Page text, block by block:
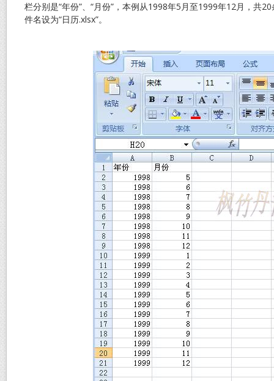
栏分别是“年份”、“月份”，本例从1998年5月至1999年12月，共
件名设为“日历.xlsx”。